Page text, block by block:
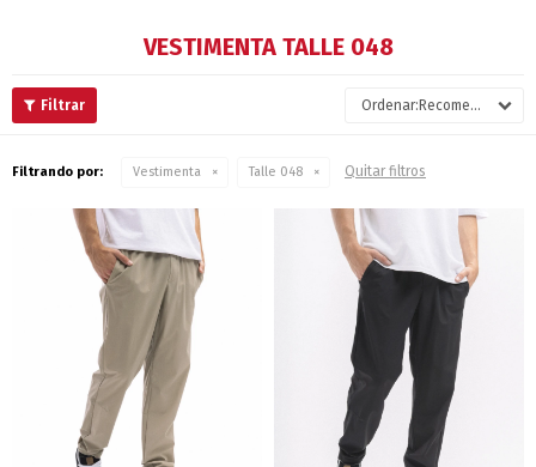
VESTIMENTA TALLE 048
Recomendados
Filtrando por: Vestimenta Talle 048 Quitar filtros